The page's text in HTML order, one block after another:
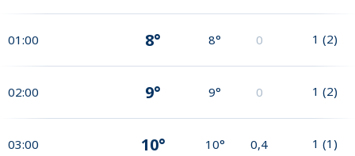
01:00 8° 8° 0 1 (2)
02:00 9° 9° 0 1 (2)
03:00 10° 10° 0,4 1 (1)